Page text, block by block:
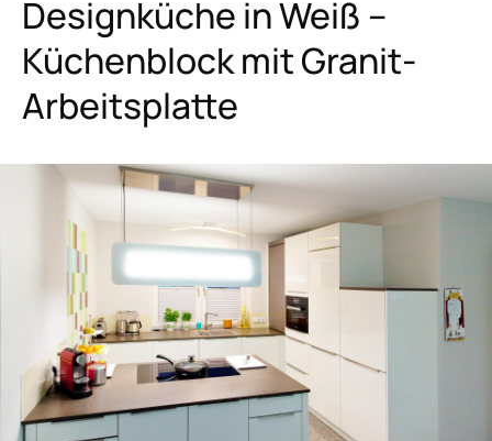
Designküche in Weiß –
Küchenblock mit Granit-
Arbeitsplatte